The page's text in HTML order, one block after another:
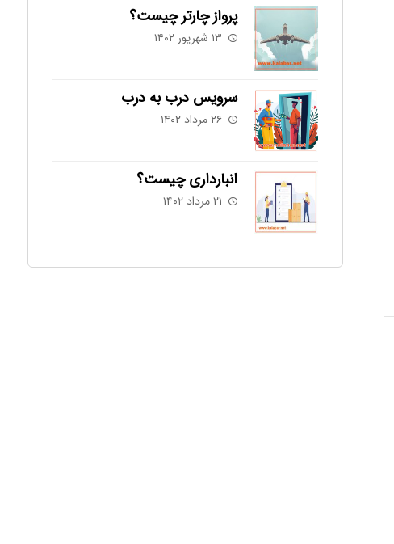
پرواز چارتر چیست؟
۱۳ شهریور ۱۴۰۲
سرویس درب به درب
۲۶ مرداد ۱۴۰۲
انبارداری چیست؟
۲۱ مرداد ۱۴۰۲